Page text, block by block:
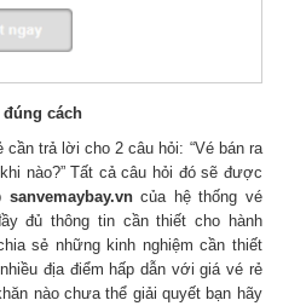
đúng cách
trả lời cho 2 câu hỏi: “Vé bán ra
nào?” Tất cả câu hỏi đó sẽ được
sanvemaybay.vncủa hệ thống vé
đủ thông tin cần thiết cho hành
sẻ những kinh nghiệm cần thiết
địa điểm hấp dẫn với giá vé rẻ
nào chưa thể giải quyết bạn hãy